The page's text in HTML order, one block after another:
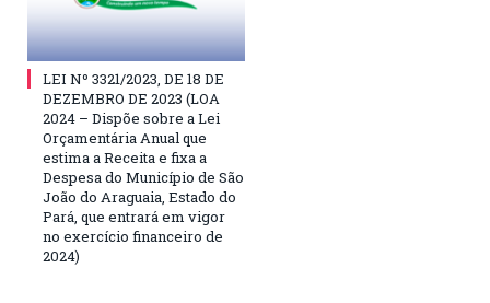
LEI Nº 3321/2023, DE 18 DE
DEZEMBRO DE 2023 (LOA
2024 – Dispõe sobre a Lei
Orçamentária Anual que
estima a Receita e fixa a
Despesa do Município de São
João do Araguaia, Estado do
Pará, que entrará em vigor
no exercício financeiro de
2024)